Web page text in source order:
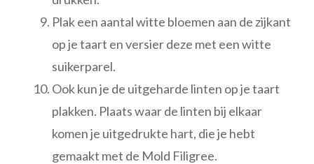
Plak een aantal witte bloemen aan de zijkant
op je taart en versier deze met een witte
suikerparel.
Ook kun je de uitgeharde linten op je taart
plakken. Plaats waar de linten bij elkaar
komen je uitgedrukte hart, die je hebt
gemaakt met de Mold Filigree.